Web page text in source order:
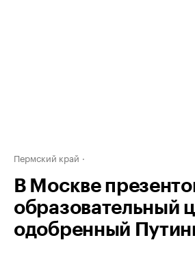
Пермский край
В Москве
образовательный
одобренный